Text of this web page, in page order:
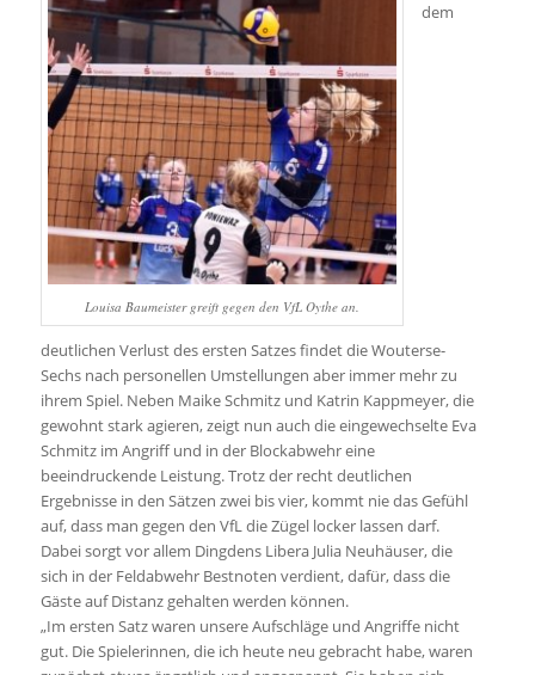
Louisa Baumeister greift gegen den VfL Oythe an.
dem
deutlichen Verlust des ersten Satzes findet die Wouterse-
Sechs nach personellen Umstellungen aber immer mehr zu
ihrem Spiel. Neben Maike Schmitz und Katrin Kappmeyer, die
gewohnt stark agieren, zeigt nun auch die eingewechselte Eva
Schmitz im Angriff und in der Blockabwehr eine
beeindruckende Leistung. Trotz der recht deutlichen
Ergebnisse in den Sätzen zwei bis vier, kommt nie das Gefühl
auf, dass man gegen den VfL die Zügel locker lassen darf.
Dabei sorgt vor allem Dingdens Libera Julia Neuhäuser, die
sich in der Feldabwehr Bestnoten verdient, dafür, dass die
Gäste auf Distanz gehalten werden können.
„Im ersten Satz waren unsere Aufschläge und Angriffe nicht
gut. Die Spielerinnen, die ich heute neu gebracht habe, waren